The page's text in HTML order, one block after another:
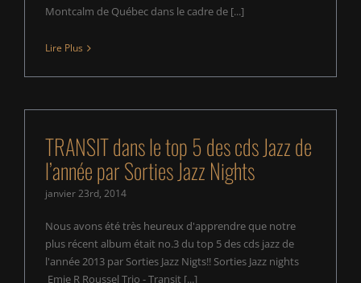
Montcalm de Québec dans le cadre de [...]
Lire Plus
TRANSIT dans le top 5 des cds Jazz de
l’année par Sorties Jazz Nights
janvier 23rd, 2014
Nous avons été très heureux d'apprendre que notre
plus récent album était no.3 du top 5 des cds jazz de
l'année 2013 par Sorties Jazz Nigts!! Sorties Jazz nights
Emie R Roussel Trio - Transit [...]